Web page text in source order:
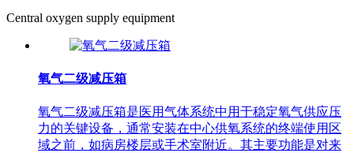
Central oxygen supply equipment
氧气二级减压箱
氧气二级减压箱是医用气体系统中用于稳定氧气供应压
力的关键设备，通常安装在中心供氧系统的终端使用区
域之前，如病房楼层或手术室附近。其主要功能是对来